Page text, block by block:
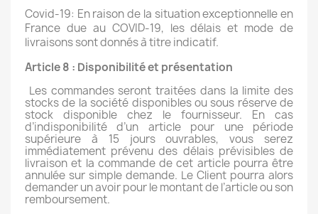
Covid-19: En raison de la situation exceptionnelle en
France due au COVID-19, les délais et mode de
livraisons sont donnés à titre indicatif.
Article 8 : Disponibilité et présentation
Les commandes seront traitées dans la limite des
stocks de la société disponibles ou sous réserve de
stock disponible chez le fournisseur. En cas
d’indisponibilité d’un article pour une période
supérieure à 15 jours ouvrables, vous serez
immédiatement prévenu des délais prévisibles de
livraison et la commande de cet article pourra être
annulée sur simple demande. Le Client pourra alors
demander un avoir pour le montant de l’article ou son
remboursement.